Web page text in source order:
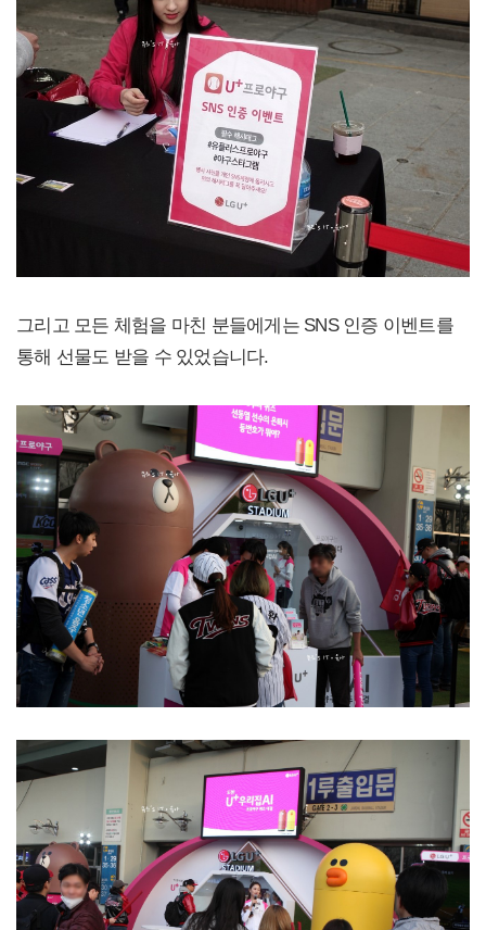
그리고 모든 체험을 마친 분들에게는 SNS 인증 이벤트를
통해 선물도 받을 수 있었습니다.